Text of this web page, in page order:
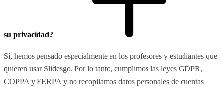
su privacidad?
Sí, hemos pensado especialmente en los profesores y estudiantes que
quieren usar Slidesgo. Por lo tanto, cumplimos las leyes GDPR,
COPPA y FERPA y no recopilamos datos personales de cuentas